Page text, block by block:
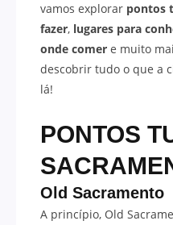
vamos explorar pontos
fazer, lugares para
onde comer e muito
descobrir tudo o que a
lá!
PONTOS
Old Sacramento
A princípio, Old